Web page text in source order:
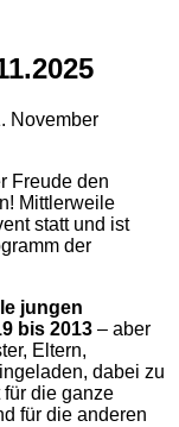
November
Freude den
Mittlerweile
statt und ist
der
jungen
bis 2013 – aber
Eltern,
dabei zu
die ganze
für die anderen